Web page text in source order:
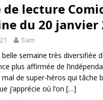
de lecture
du 20 janvier
Sam
belle semaine très diversifiée
plus affirmée de
de super-héros qui tâche
j’apprécie où l’on […]